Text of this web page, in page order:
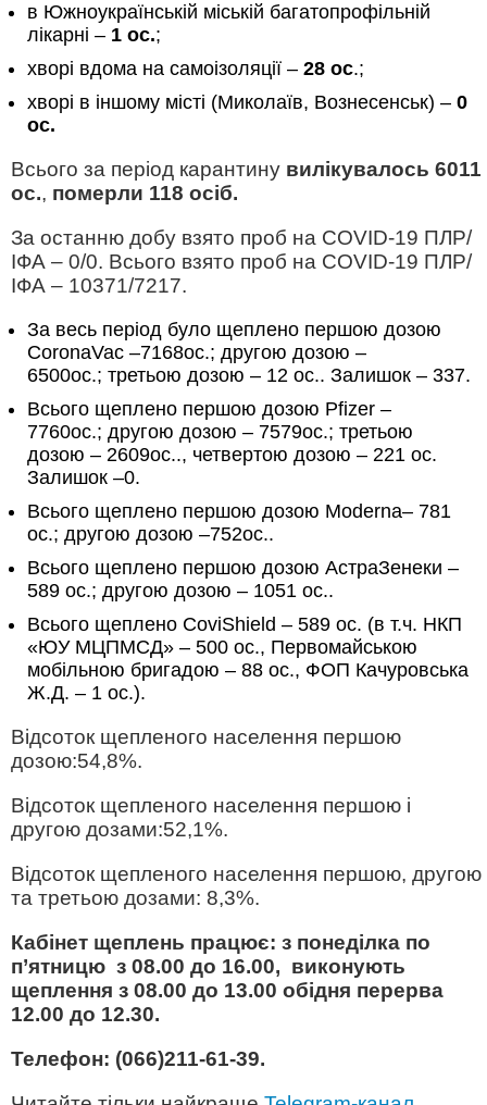
в Южноукраїнській міській багатопрофільній
лікарні – 1 ос.;
хворі вдома на самоізоляції – 28 ос.;
хворі в іншому місті (Миколаїв, Вознесенськ) – 0
ос.
Всього за період карантину вилікувалось 6011
ос., померли 118 осіб.
За останню добу взято проб на COVID-19 ПЛР/
ІФА – 0/0. Всього взято проб на COVID-19 ПЛР/
ІФА – 10371/7217.
За весь період було щеплено першою дозою
CoronaVac –7168ос.; другою дозою –
6500ос.; третьою дозою – 12 ос.. Залишок – 337.
Всього щеплено першою дозою Pfizer –
7760ос.; другою дозою – 7579ос.; третьою
дозою – 2609ос.., четвертою дозою – 221 ос.
Залишок –0.
Всього щеплено першою дозою Moderna– 781
ос.; другою дозою –752ос..
Всього щеплено першою дозою АстраЗенеки –
589 ос.; другою дозою – 1051 ос..
Всього щеплено CoviShield – 589 ос. (в т.ч. НКП
«ЮУ МЦПМСД» – 500 ос., Первомайською
мобільною бригадою – 88 ос., ФОП Качуровська
Ж.Д. – 1 ос.).
Відсоток щепленого населення першою
дозою:54,8%.
Відсоток щепленого населення першою і
другою дозами:52,1%.
Відсоток щепленого населення першою, другою
та третьою дозами: 8,3%.
Кабінет щеплень працює: з понеділка по
п’ятницю з 08.00 до 16.00, виконують
щеплення з 08.00 до 13.00 обідня перерва
12.00 до 12.30.
Телефон: (066)211-61-39.